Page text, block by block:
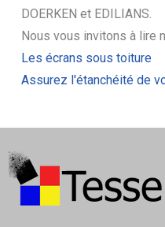
DOERKEN et EDILIANS.
Nous vous invitons à lire
Les écrans sous toiture
Assurez l'étanchéité de